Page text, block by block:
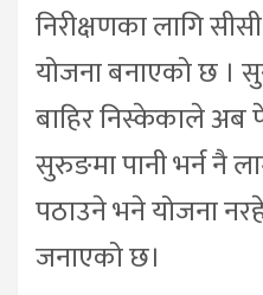
निरीक्षणका लागि
योजना बनाएको छ ।
बाहिर निस्केकाले अब
सुरुङमा पानी भर्न नै
पठाउने भने योजना
जनाएको छ।